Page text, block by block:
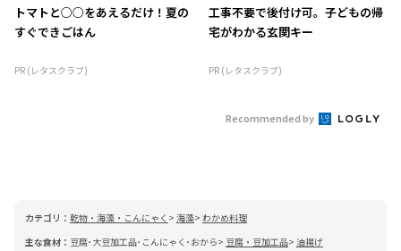
トマトと○○をあえるだけ！夏の
すぐできごはん
PR (レタスクラブ)
工事不要で後付け可。子どもの帰
宅がわかる玄関キー
PR (レタスクラブ)
Recommended by
カテゴリ： 乾物・海藻・こんにゃく 海藻 わかめ料理
主な食材： 豆腐･大豆加工品･こんにゃく･おから 豆腐・豆加工品 油揚げ